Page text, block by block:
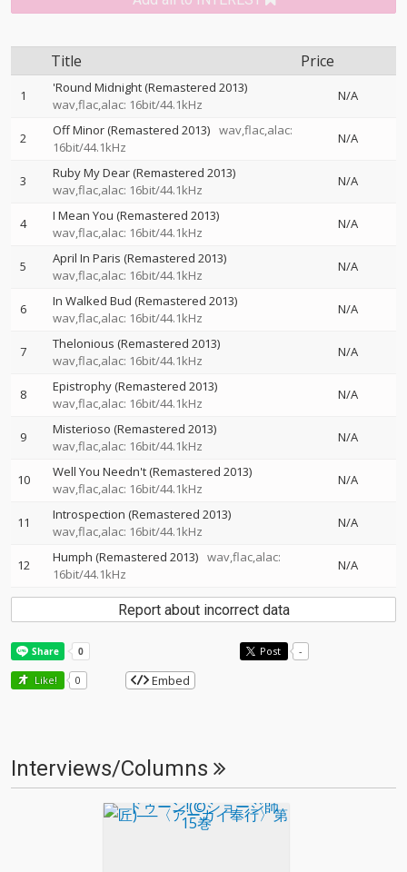
Title Price
1
'Round Midnight (Remastered 2013)
wav,flac,alac: 16bit/44.1kHz
N/A
2 Off Minor (Remastered 2013) wav,flac,alac:
16bit/44.1kHz
N/A
3
Ruby My Dear (Remastered 2013)
wav,flac,alac: 16bit/44.1kHz
N/A
4
I Mean You (Remastered 2013)
wav,flac,alac: 16bit/44.1kHz
N/A
5
April In Paris (Remastered 2013)
wav,flac,alac: 16bit/44.1kHz
N/A
6
In Walked Bud (Remastered 2013)
wav,flac,alac: 16bit/44.1kHz
N/A
7
Thelonious (Remastered 2013)
wav,flac,alac: 16bit/44.1kHz
N/A
8
Epistrophy (Remastered 2013)
wav,flac,alac: 16bit/44.1kHz
N/A
9
Misterioso (Remastered 2013)
wav,flac,alac: 16bit/44.1kHz
N/A
10
Well You Needn't (Remastered 2013)
wav,flac,alac: 16bit/44.1kHz
N/A
11
Introspection (Remastered 2013)
wav,flac,alac: 16bit/44.1kHz
N/A
12 Humph (Remastered 2013) wav,flac,alac:
16bit/44.1kHz
N/A
Report about incorrect data
Post -
Like! 0 Embed
Interviews/Columns